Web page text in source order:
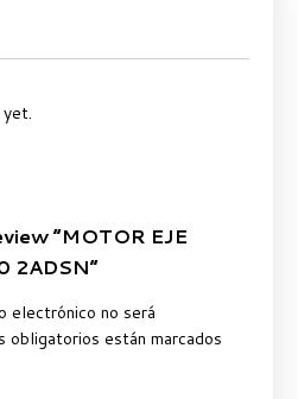
“MOTOR EJE
2ADSN”
electrónico no será
obligatorios están marcados